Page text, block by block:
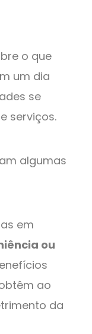
o que
um dia
se
serviços.
algumas
em
ou
ao
da